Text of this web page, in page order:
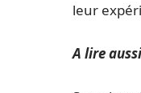
leur
A lire